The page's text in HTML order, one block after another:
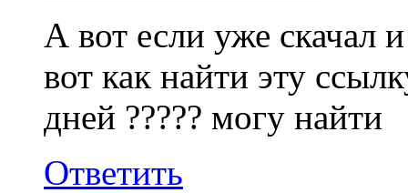
А вот если уже скачал
вот как найти эту
дней ????? могу найти
Ответить